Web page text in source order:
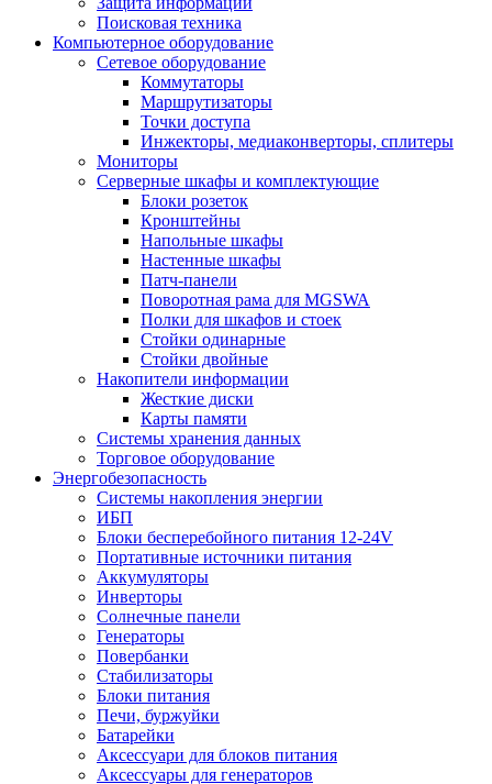
Поисковая техника
Компьютерное оборудование
Сетевое оборудование
Коммутаторы
Маршрутизаторы
Точки доступа
Инжекторы, медиаконверторы, сплитеры
Мониторы
Серверные шкафы и комплектующие
Блоки розеток
Кронштейны
Напольные шкафы
Настенные шкафы
Патч-панели
Поворотная рама для MGSWA
Полки для шкафов и стоек
Стойки одинарные
Стойки двойные
Накопители информации
Жесткие диски
Карты памяти
Системы хранения данных
Торговое оборудование
Энергобезопасность
Системы накопления энергии
ИБП
Блоки бесперебойного питания 12-24V
Портативные источники питания
Аккумуляторы
Инверторы
Солнечные панели
Генераторы
Повербанки
Стабилизаторы
Блоки питания
Печи, буржуйки
Батарейки
Аксессуари для блоков питания
Аксессуары для генераторов